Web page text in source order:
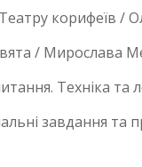
корифеїв /
/ Мирослава
Техніка та
завдання та